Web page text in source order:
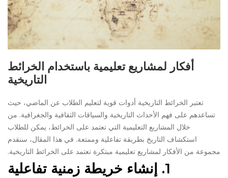
أفكار لمشاريع تعليمية باستخدام الخرائط
التاريخية
تعتبر الخرائط التاريخية أدوات قوية لتعليم الطلاب عن الماضي، حيث
تساعدهم على فهم الأحداث التاريخية والسياقات الثقافية والجغرافية. من
خلال المشاريع التعليمية التي تعتمد على الخرائط، يمكن للطلاب
استكشاف التاريخ بطريقة تفاعلية وممتعة. في هذا المقال، سنقدم
مجموعة من الأفكار لمشاريع تعليمية مبتكرة تعتمد على الخرائط التاريخية.
1. إنشاء خريطة زمنية تفاعلية